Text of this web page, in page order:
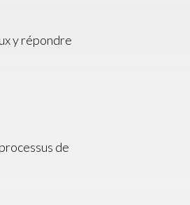
y répondre
de